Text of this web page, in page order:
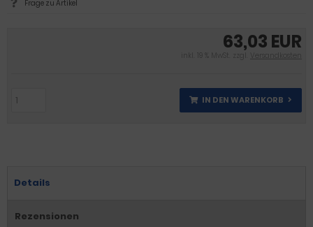
63,03 EUR
inkl. 19 % MwSt. zzgl. Versandkosten
IN DEN WARENKORB
Frage zu Artikel
Details
Rezensionen